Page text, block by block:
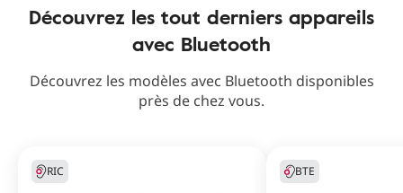
Découvrez les tout derniers appareils
avec Bluetooth
Découvrez les modèles avec Bluetooth disponibles
près de chez vous.
RIC BTE